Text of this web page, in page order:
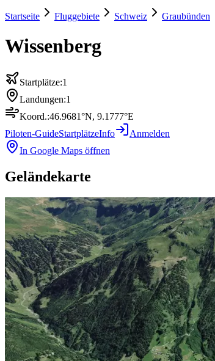
Startseite Fluggebiete Schweiz Graubünden
Wissenberg
Startplätze:1
Landungen:1
Koord.:46.9681°N, 9.1777°E
Piloten-GuideStartplätzeInfo
Anmelden
In Google Maps öffnen
Geländekarte